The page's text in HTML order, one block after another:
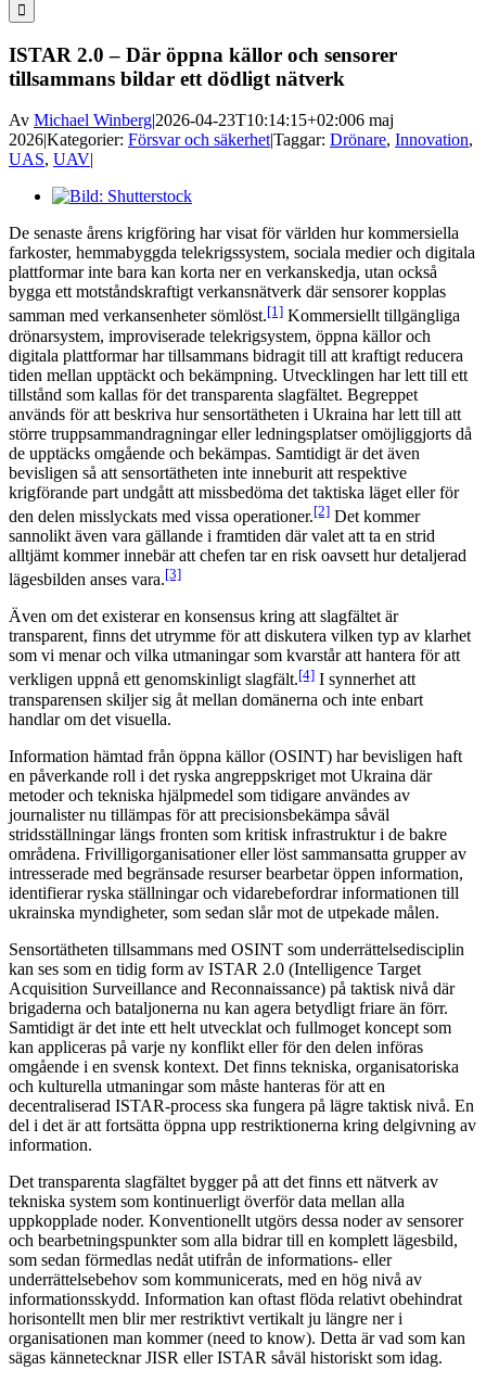
ISTAR 2.0 – Där öppna källor och sensorer
tillsammans bildar ett dödligt nätverk
Av Michael Winberg|2026-04-23T10:14:15+02:006 maj
2026|Kategorier: Försvar och säkerhet|Taggar: Drönare, Innovation,
UAS, UAV|
Visa
bild
De senaste årens krigföring har visat för världen hur kommersiella
farkoster, hemmabyggda telekrigssystem, sociala medier och digitala
plattformar inte bara kan korta ner en verkanskedja, utan också
bygga ett motståndskraftigt verkansnätverk där sensorer kopplas
samman med verkansenheter sömlöst.[1] Kommersiellt tillgängliga
drönarsystem, improviserade telekrigsystem, öppna källor och
digitala plattformar har tillsammans bidragit till att kraftigt reducera
tiden mellan upptäckt och bekämpning. Utvecklingen har lett till ett
tillstånd som kallas för det transparenta slagfältet. Begreppet
används för att beskriva hur sensortätheten i Ukraina har lett till att
större truppsammandragningar eller ledningsplatser omöjliggjorts då
de upptäcks omgående och bekämpas. Samtidigt är det även
bevisligen så att sensortätheten inte inneburit att respektive
krigförande part undgått att missbedöma det taktiska läget eller för
den delen misslyckats med vissa operationer.[2] Det kommer
sannolikt även vara gällande i framtiden där valet att ta en strid
alltjämt kommer innebär att chefen tar en risk oavsett hur detaljerad
lägesbilden anses vara.[3]
Även om det existerar en konsensus kring att slagfältet är
transparent, finns det utrymme för att diskutera vilken typ av klarhet
som vi menar och vilka utmaningar som kvarstår att hantera för att
verkligen uppnå ett genomskinligt slagfält.[4] I synnerhet att
transparensen skiljer sig åt mellan domänerna och inte enbart
handlar om det visuella.
Information hämtad från öppna källor (OSINT) har bevisligen haft
en påverkande roll i det ryska angreppskriget mot Ukraina där
metoder och tekniska hjälpmedel som tidigare användes av
journalister nu tillämpas för att precisionsbekämpa såväl
stridsställningar längs fronten som kritisk infrastruktur i de bakre
områdena. Frivilligorganisationer eller löst sammansatta grupper av
intresserade med begränsade resurser bearbetar öppen information,
identifierar ryska ställningar och vidarebefordrar informationen till
ukrainska myndigheter, som sedan slår mot de utpekade målen.
Sensortätheten tillsammans med OSINT som underrättelsedisciplin
kan ses som en tidig form av ISTAR 2.0 (Intelligence Target
Acquisition Surveillance and Reconnaissance) på taktisk nivå där
brigaderna och bataljonerna nu kan agera betydligt friare än förr.
Samtidigt är det inte ett helt utvecklat och fullmoget koncept som
kan appliceras på varje ny konflikt eller för den delen införas
omgående i en svensk kontext. Det finns tekniska, organisatoriska
och kulturella utmaningar som måste hanteras för att en
decentraliserad ISTAR-process ska fungera på lägre taktisk nivå. En
del i det är att fortsätta öppna upp restriktionerna kring delgivning av
information.
Det transparenta slagfältet bygger på att det finns ett nätverk av
tekniska system som kontinuerligt överför data mellan alla
uppkopplade noder. Konventionellt utgörs dessa noder av sensorer
och bearbetningspunkter som alla bidrar till en komplett lägesbild,
som sedan förmedlas nedåt utifrån de informations- eller
underrättelsebehov som kommunicerats, med en hög nivå av
informationsskydd. Information kan oftast flöda relativt obehindrat
horisontellt men blir mer restriktivt vertikalt ju längre ner i
organisationen man kommer (need to know). Detta är vad som kan
sägas kännetecknar JISR eller ISTAR såväl historiskt som idag.